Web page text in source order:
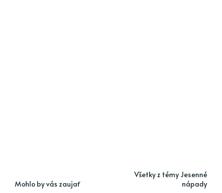
Mohlo by vás zaujať
Všetky z témy Jesenné
nápady